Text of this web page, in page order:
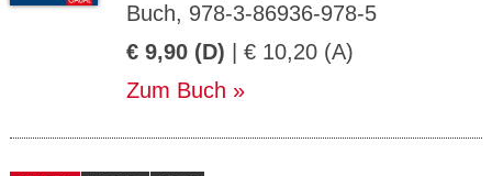
Buch, 978-3-86936-978-5
€ 9,90 (D) | € 10,20 (A)
Zum Buch